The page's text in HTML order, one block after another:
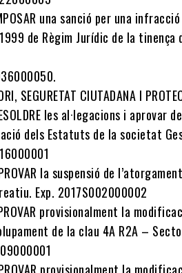
una sanció per una
de Règim Jurídic de la tinença
SEGURETAT CIUTADANA I
les al·legacions i
dels Estatuts de la societat
la suspensió de
Exp. 2017S002000002
provisionalment la
de la clau 4A R2A –